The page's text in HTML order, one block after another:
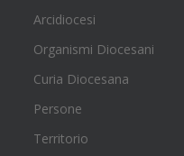
Arcidiocesi
Organismi Diocesani
Curia Diocesana
Persone
Territorio